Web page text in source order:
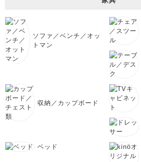
ソファ／ベンチ／オッ
トマン
収納／カップボード
ベッド